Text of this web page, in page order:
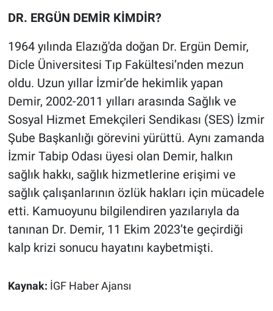
DR. ERGÜN DEMİR KİMDİR?
1964 yılında Elazığ'da doğan Dr. Ergün Demir,
Dicle Üniversitesi Tıp Fakültesi’nden mezun
oldu. Uzun yıllar İzmir’de hekimlik yapan
Demir, 2002-2011 yılları arasında Sağlık ve
Sosyal Hizmet Emekçileri Sendikası (SES) İzmir
Şube Başkanlığı görevini yürüttü. Aynı zamanda
İzmir Tabip Odası üyesi olan Demir, halkın
sağlık hakkı, sağlık hizmetlerine erişimi ve
sağlık çalışanlarının özlük hakları için mücadele
etti. Kamuoyunu bilgilendiren yazılarıyla da
tanınan Dr. Demir, 11 Ekim 2023’te geçirdiği
kalp krizi sonucu hayatını kaybetmişti.
Kaynak: İGF Haber Ajansı